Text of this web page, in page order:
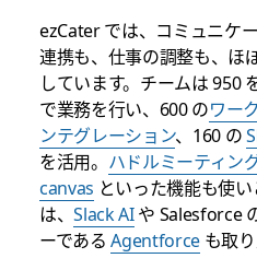
ezCater では、コミュニケ
連携も、仕事の調整も、ほ
しています。チームは 950
で業務を行い、600 のワー
ンテグレーション、160 の
を活用。 ハドルミーティン
canvas といった機能も使
は、Slack AIや Salesforce
ーであるAgentforce も取